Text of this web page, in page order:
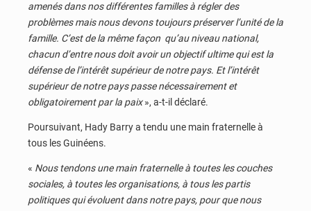
amenés dans nos différentes familles à régler des
problèmes mais nous devons toujours préserver l’unité de la
famille. C’est de la même façon qu’au niveau national,
chacun d’entre nous doit avoir un objectif ultime qui est la
défense de l’intérêt supérieur de notre pays. Et l’intérêt
supérieur de notre pays passe nécessairement et
obligatoirement par la paix», a-t-il déclaré.
Poursuivant, Hady Barry a tendu une main fraternelle à
tous les Guinéens.
« Nous tendons une main fraternelle à toutes les couches
sociales, à toutes les organisations, à tous les partis
politiques qui évoluent dans notre pays, pour que nous